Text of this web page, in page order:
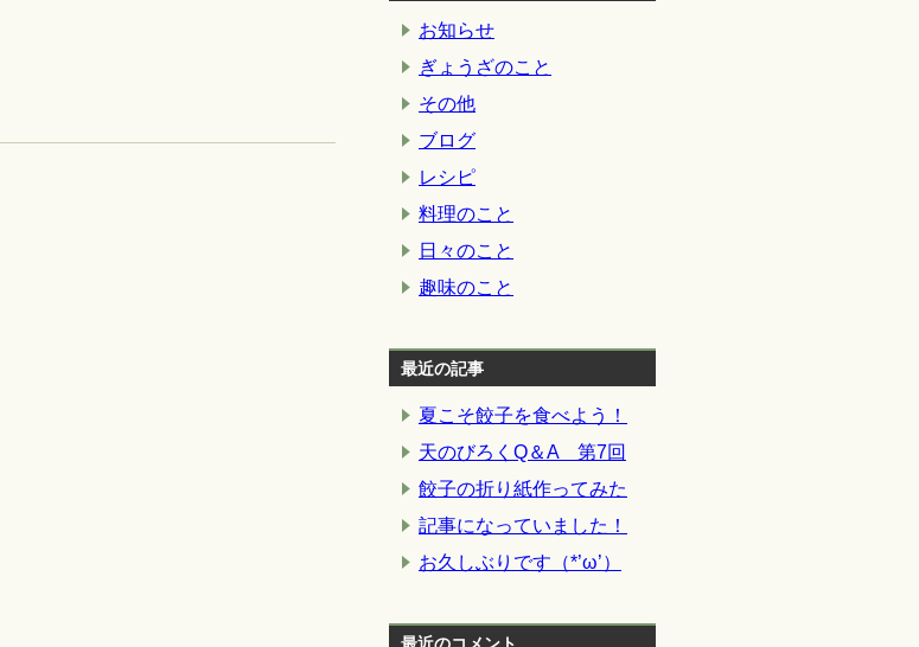
お知らせ
ぎょうざのこと
その他
ブログ
レシピ
料理のこと
日々のこと
趣味のこと
最近の記事
夏こそ餃子を食べよう！
天のびろくQ＆A 第7回
餃子の折り紙作ってみた
記事になっていました！
お久しぶりです（*’ω’）